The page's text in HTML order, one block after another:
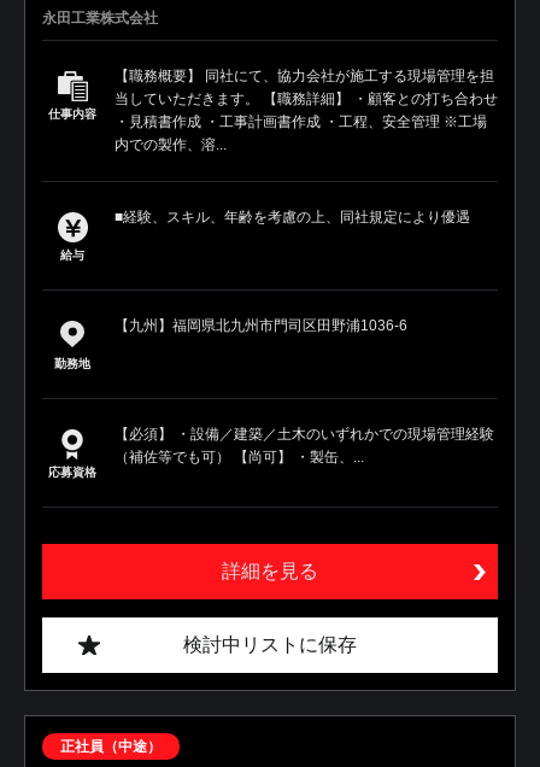
永田工業株式会社
仕事内容
【職務概要】 同社にて、協力会社が施工する現場管理を担
当していただきます。 【職務詳細】 ・顧客との打ち合わせ
・見積書作成 ・工事計画書作成 ・工程、安全管理 ※工場
内での製作、溶...
給与
■経験、スキル、年齢を考慮の上、同社規定により優遇
勤務地
【九州】福岡県北九州市門司区田野浦1036-6
応募資格
【必須】 ・設備／建築／土木のいずれかでの現場管理経験
（補佐等でも可） 【尚可】 ・製缶、...
詳細を見る
検討中リストに保存
正社員（中途）